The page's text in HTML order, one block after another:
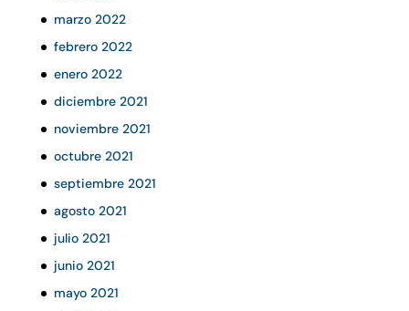
marzo 2022
febrero 2022
enero 2022
diciembre 2021
noviembre 2021
octubre 2021
septiembre 2021
agosto 2021
julio 2021
junio 2021
mayo 2021